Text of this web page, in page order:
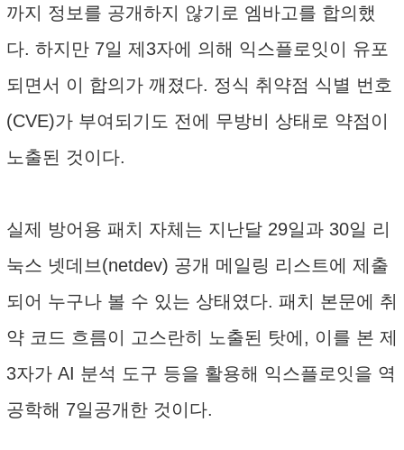
까지 정보를 공개하지 않기로 엠바고를 합의했
다. 하지만 7일 제3자에 의해 익스플로잇이 유포
되면서 이 합의가 깨졌다. 정식 취약점 식별 번호
(CVE)가 부여되기도 전에 무방비 상태로 약점이
노출된 것이다.
실제 방어용 패치 자체는 지난달 29일과 30일 리
눅스 넷데브(netdev) 공개 메일링 리스트에 제출
되어 누구나 볼 수 있는 상태였다. 패치 본문에 취
약 코드 흐름이 고스란히 노출된 탓에, 이를 본 제
3자가 AI 분석 도구 등을 활용해 익스플로잇을 역
공학해 7일공개한 것이다.